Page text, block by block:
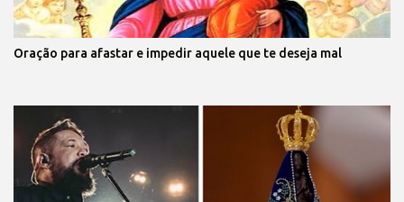
Oração para afastar e impedir aquele que te deseja mal